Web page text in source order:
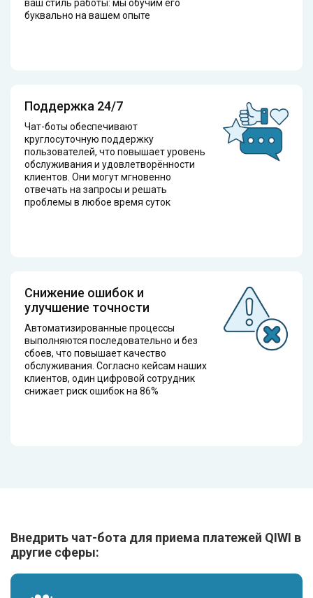
ваш стиль работы: мы обучим его
буквально на вашем опыте
Поддержка 24/7
Чат-боты обеспечивают
круглосуточную поддержку
пользователей, что повышает уровень
обслуживания и удовлетворённости
клиентов. Они могут мгновенно
отвечать на запросы и решать
проблемы в любое время суток
Снижение ошибок и
улучшение точности
Автоматизированные процессы
выполняются последовательно и без
сбоев, что повышает качество
обслуживания. Согласно кейсам наших
клиентов, один цифровой сотрудник
снижает риск ошибок на 86%
Внедрить чат-бота для приема платежей QIWI в
другие сферы: